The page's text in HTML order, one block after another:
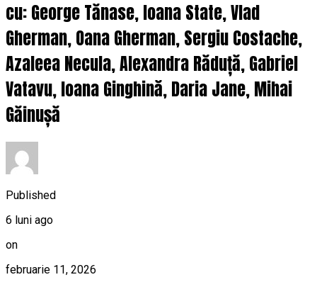
cu: George Tănase, Ioana State, Vlad
Gherman, Oana Gherman, Sergiu Costache,
Azaleea Necula, Alexandra Răduță, Gabriel
Vatavu, Ioana Ginghină, Daria Jane, Mihai
Găinușă
Published
6 luni ago
on
februarie 11, 2026